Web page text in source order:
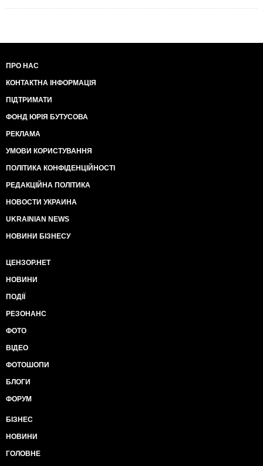
ПРО НАС
КОНТАКТНА ІНФОРМАЦІЯ
ПІДТРИМАТИ
ФОНД ЮРІЯ БУТУСОВА
РЕКЛАМА
УМОВИ КОРИСТУВАННЯ
ПОЛІТИКА КОНФІДЕНЦІЙНОСТІ
РЕДАКЦІЙНА ПОЛІТИКА
НОВОСТИ УКРАИНА
UKRAINIAN NEWS
НОВИНИ БІЗНЕСУ
ЦЕНЗОР.НЕТ
НОВИНИ
ПОДІЇ
РЕЗОНАНС
ФОТО
ВІДЕО
ФОТОШОПИ
БЛОГИ
ФОРУМ
БІЗНЕС
НОВИНИ
ГОЛОВНЕ